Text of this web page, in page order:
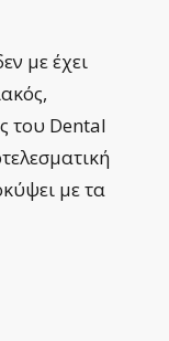
με έχει
του Dental
με τα